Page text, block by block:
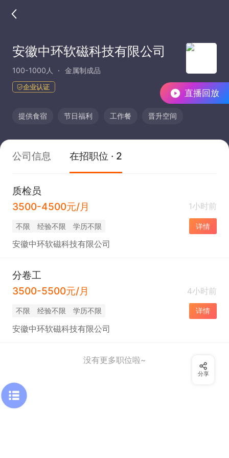
直播回放
安徽中环软磁科技有限公司
100-1000人 金属制成品
企业认证
提供食宿 节日福利 工作餐 晋升空间
公司信息 在招职位 · 2
质检员
3500-4500元/月
1小时前
不限 经验不限 学历不限 详情
安徽中环软磁科技有限公司
分卷工
3500-5500元/月
4小时前
不限 经验不限 学历不限 详情
安徽中环软磁科技有限公司
没有更多职位啦~
分享